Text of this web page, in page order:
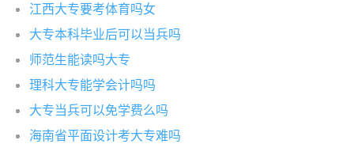
江西大专要考体育吗女
大专本科毕业后可以当兵吗
师范生能读吗大专
理科大专能学会计吗吗
大专当兵可以免学费么吗
海南省平面设计考大专难吗